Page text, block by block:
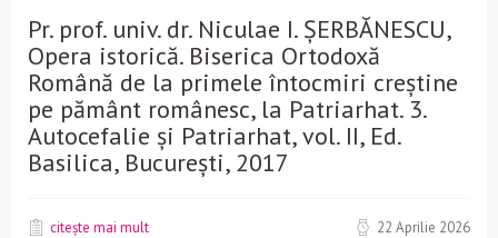
Pr. prof. univ. dr. Niculae I. ȘERBĂNESCU,
Opera istorică. Biserica Ortodoxă
Română de la primele întocmiri creștine
pe pământ românesc, la Patriarhat. 3.
Autocefalie și Patriarhat, vol. II, Ed.
Basilica, București, 2017
citește mai mult 22 Aprilie 2026